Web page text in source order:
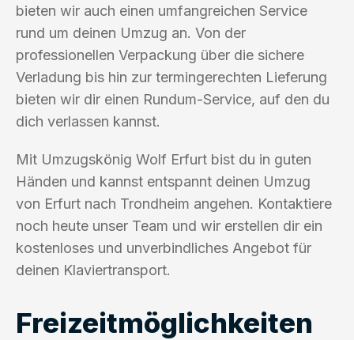
bieten wir auch einen umfangreichen Service
rund um deinen Umzug an. Von der
professionellen Verpackung über die sichere
Verladung bis hin zur termingerechten Lieferung
bieten wir dir einen Rundum-Service, auf den du
dich verlassen kannst.
Mit Umzugskönig Wolf Erfurt bist du in guten
Händen und kannst entspannt deinen Umzug
von Erfurt nach Trondheim angehen. Kontaktiere
noch heute unser Team und wir erstellen dir ein
kostenloses und unverbindliches Angebot für
deinen Klaviertransport.
Freizeitmöglichkeiten